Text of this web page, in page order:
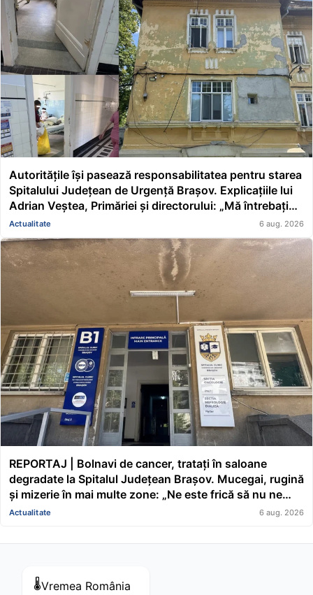
Autoritățile își pasează responsabilitatea pentru starea
Spitalului Județean de Urgență Brașov. Explicațiile lui
Adrian Veștea, Primăriei și directorului: „Mă întrebați
pe mine de ce nu s-au renovat în ultimii 36 de ani?”
Actualitate 6 aug. 2026
REPORTAJ | Bolnavi de cancer, tratați în saloane
degradate la Spitalul Județean Brașov. Mucegai, rugină
și mizerie în mai multe zone: „Ne este frică să nu ne
cadă tavanul în cap” FOTO/VIDEO
Actualitate 6 aug. 2026
🌡️Vremea România